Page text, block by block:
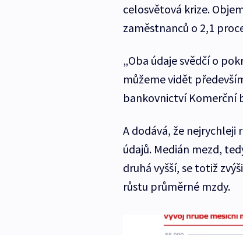
celosvětová krize.
zaměstnanců o 2,1
„Oba údaje svědčí o
můžeme vidět
bankovnictví Komerční
A dodává, že
údajů. Medián mezd,
druhá vyšší, se totiž
růstu průměrné mzdy.